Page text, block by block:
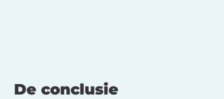
De conclusie